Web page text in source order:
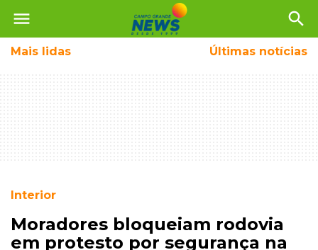
menu search
Mais lidas Últimas notícias
Interior
Moradores bloqueiam rodovia
em protesto por segurança na